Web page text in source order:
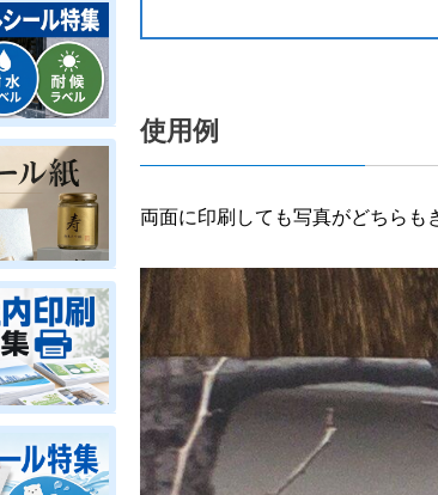
使用例
両面に印刷しても写真がどちらも